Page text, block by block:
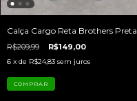
Calça Cargo Reta Brothers Preta
R$209,99 R$149,00
6 x de R$24,83 sem juros
COMPRAR